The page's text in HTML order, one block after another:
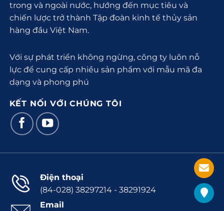
trong và ngoài nước, hướng đến mục tiêu và
chiến lược trở thành Tập đoàn kinh tế thủy sản
hàng đầu Việt Nam.
Với sự phát triển không ngừng, công ty luôn nỗ
lực để cung cấp nhiều sản phẩm với mẫu mã đa
dạng và phong phú
KẾT NỐI VỚI CHÚNG TÔI
Điện thoại
(84-028) 38297214 - 38291924
Email